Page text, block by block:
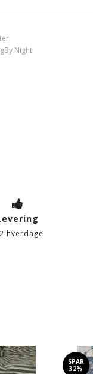
By Night
hverdage
SPAR
32%